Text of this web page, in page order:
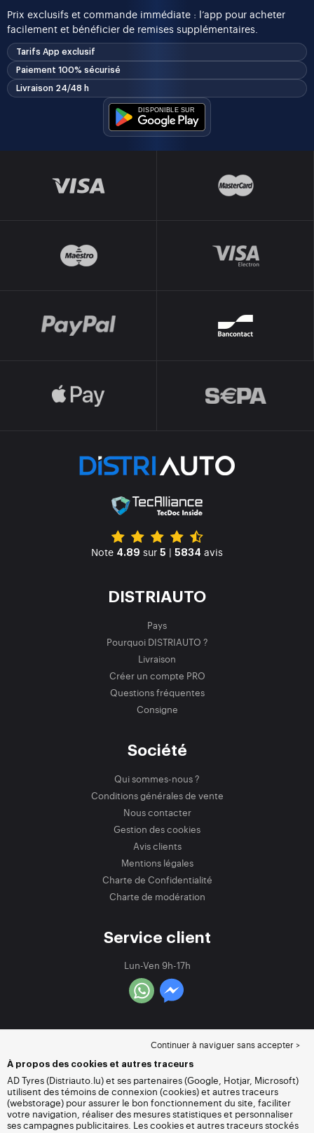
Prix exclusifs et commande immédiate : l’app pour acheter
facilement et bénéficier de remises supplémentaires.
Tarifs App exclusif
Paiement 100% sécurisé
Livraison 24/48 h
Note 4.89 sur 5 | 5834 avis
DISTRIAUTO
Pays
Pourquoi DISTRIAUTO ?
Livraison
Créer un compte PRO
Questions fréquentes
Consigne
Société
Qui sommes-nous ?
Conditions générales de vente
Nous contacter
Gestion des cookies
Avis clients
Mentions légales
Charte de Confidentialité
Charte de modération
Service client
Lun-Ven 9h-17h
Continuer à naviguer sans accepter >
À propos des cookies et autres traceurs
AD Tyres (Distriauto.lu) et ses partenaires (Google, Hotjar, Microsoft)
utilisent des témoins de connexion (cookies) et autres traceurs
(webstorage) pour assurer le bon fonctionnement du site, faciliter
votre navigation, réaliser des mesures statistiques et personnaliser
ses campagnes publicitaires. Les cookies et autres traceurs stockés